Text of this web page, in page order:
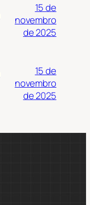
15 de
novembro
de 2025
15 de
novembro
de 2025